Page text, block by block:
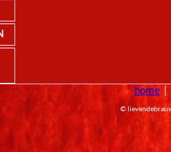
home
©